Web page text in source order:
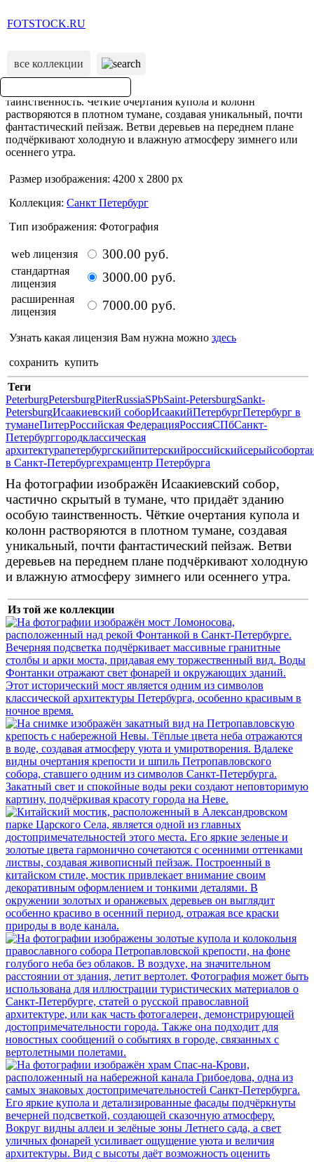
FOTSTOCK.RU
все коллекции
Размер изображения: 4200 x 2800 px
Коллекция: Санкт Петербург
Тип изображения: Фотография
web лицензия 300.00 руб.
стандартная
лицензия
3000.00 руб.
расширенная
лицензия
7000.00 руб.
Узнать какая лицензия Вам нужна можно здесь
сохранить купить
Теги
PeterburgPetersburgPiterRussiaSPbSaint-PetersburgSankt-
PetersburgИсаакиевский соборИсаакийПетербургПетербург в
туманеПитерРоссийская ФедерацияРоссияСПбСанкт-
Петербурггородклассическая
архитектурапетербургскийпитерскийроссийскийсерыйсобор
в Санкт-Петербургехрамцентр Петербурга
На фотографии изображён Исаакиевский собор,
частично скрытый в тумане, что придаёт зданию
особую таинственность. Чёткие очертания купола и
колонн растворяются в плотном тумане, создавая
уникальный, почти фантастический пейзаж. Ветви
деревьев на переднем плане подчёркивают холодную
и влажную атмосферу зимнего или осеннего утра.
Из той же коллекции